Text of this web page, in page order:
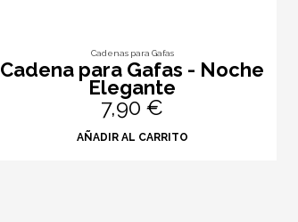
Cadenas para Gafas
Cadena para Gafas - Noche
Elegante
7,90 €
AÑADIR AL CARRITO